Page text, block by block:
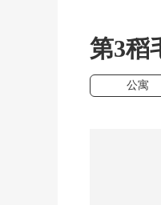
第3稻
公寓